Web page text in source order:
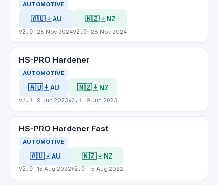
AUTOMOTIVE
🇦🇺 AU
v2.0 · 28 Nov 2024
🇳🇿 NZ
v2.0 · 28 Nov 2024
HS-PRO Hardener
AUTOMOTIVE
🇦🇺 AU
v2.1 · 9 Jun 2023
🇳🇿 NZ
v2.1 · 9 Jun 2023
HS-PRO Hardener Fast
AUTOMOTIVE
🇦🇺 AU
v2.0 · 15 Aug 2022
🇳🇿 NZ
v2.0 · 15 Aug 2022